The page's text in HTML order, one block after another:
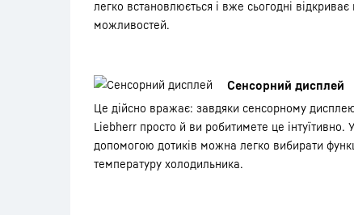
легко встановлюється і вже сьогодні
можливостей.
Сенсорний дисплей
Це дійсно вражає: завдяки сенсорному
Liebherr просто й ви робитимете це інтуїтивно.
допомогою дотиків можна легко вибирати
температуру холодильника.